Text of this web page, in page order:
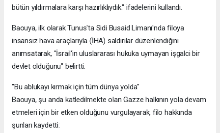
bütün yıldırmalara karşı hazırlıklıydık." ifadelerini kullandı.
Baouya, ilk olarak Tunus'ta Sidi Busaid Limanı'nda filoya
insansız hava araçlarıyla (İHA) saldırılar düzenlendiğini
anımsatarak, "İsrail'in uluslararası hukuka uymayan işgalci bir
devlet olduğunu" belirtti.
"Bu ablukayı kırmak için tüm dünya yolda"
Baouya, şu anda katledilmekte olan Gazze halkının yola devam
etmeleri için bir etken olduğunu vurgulayarak, filo hakkında
şunları kaydetti: